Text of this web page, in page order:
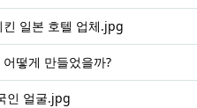
일본 호텔 업체.jpg
떻게 만들었을까?
인 얼굴.jpg